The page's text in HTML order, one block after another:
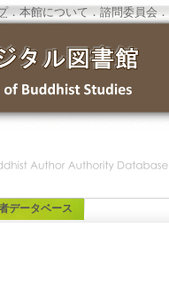
．本館について．諮問委員会．
データベース